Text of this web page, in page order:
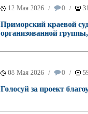
12 Мая 2026 / 0 /
Приморский краевой
организованной
08 Мая 2026 / 0 /
Голосуй за проект